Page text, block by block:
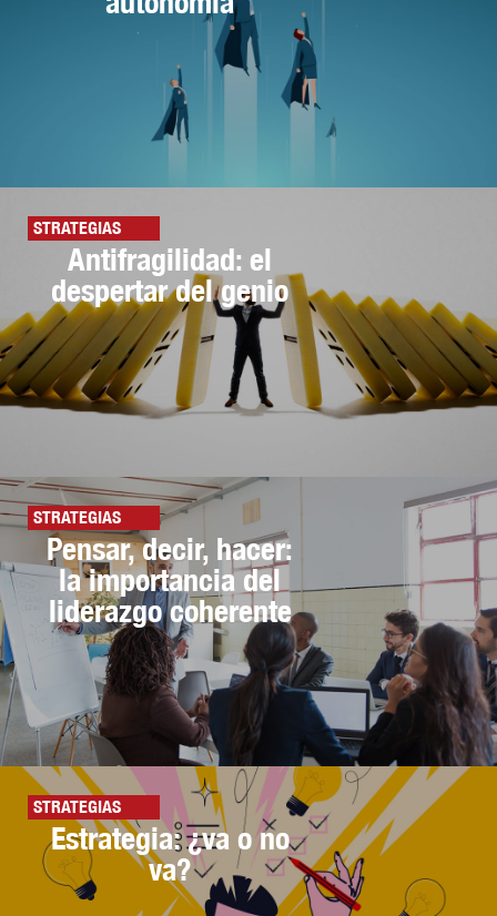
STRATEGIAS
Antifragilidad: el
despertar del genio
STRATEGIAS
Pensar, decir, hacer:
la importancia del
liderazgo coherente
STRATEGIAS
Estrategia: ¿va o no
va?